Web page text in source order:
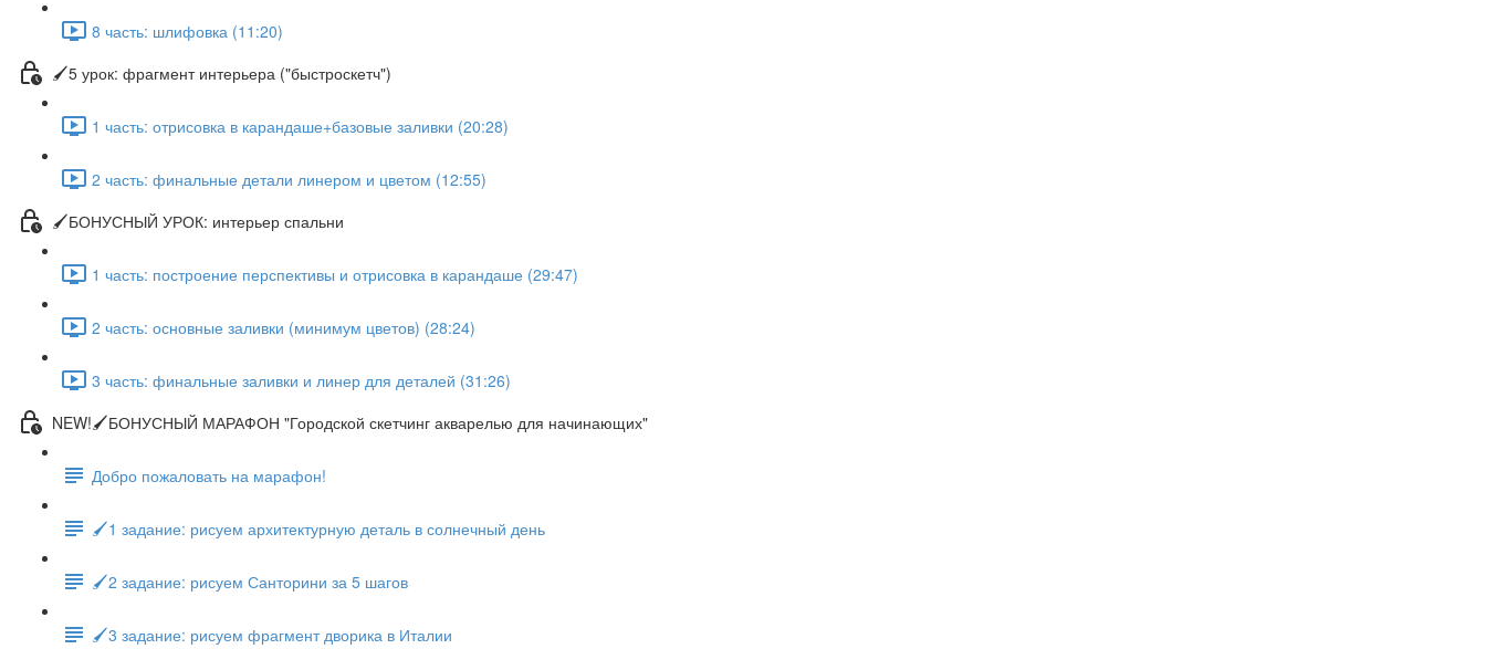
8 часть: шлифовка (11:20)
🖌5 урок: фрагмент интерьера ("быстроскетч")
1 часть: отрисовка в карандаше+базовые заливки (20:28)
2 часть: финальные детали линером и цветом (12:55)
🖌БОНУСНЫЙ УРОК: интерьер спальни
1 часть: построение перспективы и отрисовка в карандаше (29:47)
2 часть: основные заливки (минимум цветов) (28:24)
3 часть: финальные заливки и линер для деталей (31:26)
NEW!🖌БОНУСНЫЙ МАРАФОН "Городской скетчинг акварелью для начинающих"
Добро пожаловать на марафон!
🖌1 задание: рисуем архитектурную деталь в солнечный день
🖌2 задание: рисуем Санторини за 5 шагов
🖌3 задание: рисуем фрагмент дворика в Италии